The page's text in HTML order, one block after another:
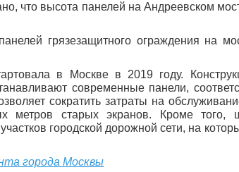
что высота панелей на Андреевском
грязезащитного ограждения на
в Москве в 2019 году.
современные панели,
сократить затраты на
метров старых экранов. Кроме того,
городской дорожной сети, на
города Москвы